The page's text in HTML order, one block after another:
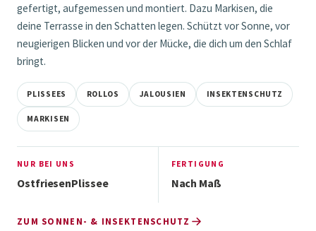
gefertigt, aufgemessen und montiert. Dazu Markisen, die
deine Terrasse in den Schatten legen. Schützt vor Sonne, vor
neugierigen Blicken und vor der Mücke, die dich um den Schlaf
bringt.
PLISSEES ROLLOS JALOUSIEN INSEKTENSCHUTZ
MARKISEN
NUR BEI UNS
OstfriesenPlissee
FERTIGUNG
Nach Maß
ZUM SONNEN- & INSEKTENSCHUTZ